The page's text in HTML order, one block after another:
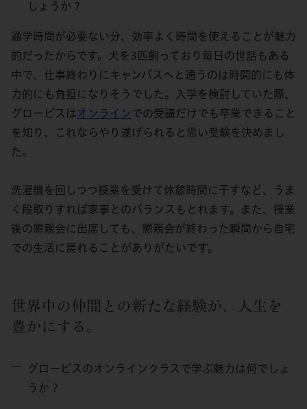
しょうか？
通学時間が必要ない分、効率よく時間を使えることが魅力
的だったからです。犬を3匹飼っており毎日の世話もある
中で、仕事終わりにキャンパスへと通うのは時間的にも体
力的にも負担になりそうでした。入学を検討していた際、
グロービスはオンライン での受講だけでも卒業できること
を知り、これならやり遂げられると思い受験を決めまし
た。
洗濯機を回しつつ授業を受けて休憩時間に干すなど、うま
く段取りすれば家事とのバランスもとれます。また、授業
後の懇親会に出席しても、懇親会が終わった瞬間から自宅
での生活に戻れることがありがたいです。
世界中の仲間との新たな経験が、人生を
豊かにする。
グロービスのオンラインクラスで学ぶ魅力は何でしょ
うか？